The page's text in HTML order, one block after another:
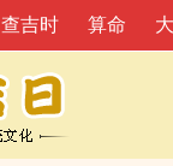
查吉时 算命